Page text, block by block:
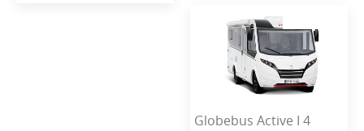
Globebus Active I 4